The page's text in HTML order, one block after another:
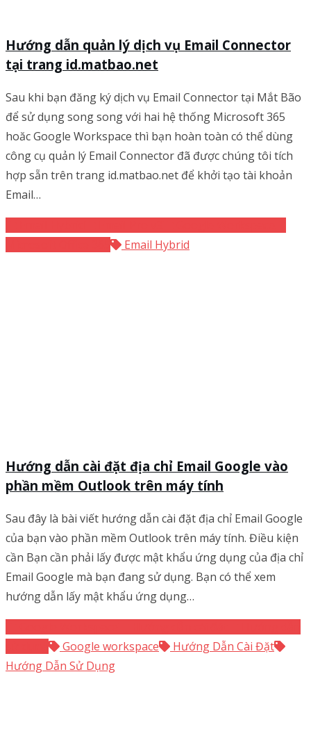
Hướng dẫn quản lý dịch vụ Email Connector
tại trang id.matbao.net
Sau khi bạn đăng ký dịch vụ Email Connector tại Mắt Bão
để sử dụng song song với hai hệ thống Microsoft 365
hoăc Google Workspace thì bạn hoàn toàn có thể dùng
công cụ quản lý Email Connector đã được chúng tôi tích
hợp sẵn trên trang id.matbao.net để khởi tạo tài khoản
Email…
Email Hybrid
Hướng dẫn cài đặt địa chỉ Email Google vào
phần mềm Outlook trên máy tính
Sau đây là bài viết hướng dẫn cài đặt địa chỉ Email Google
của bạn vào phần mềm Outlook trên máy tính. Điều kiện
cần Bạn cần phải lấy được mật khẩu ứng dụng của địa chỉ
Email Google mà bạn đang sử dụng. Bạn có thể xem
hướng dẫn lấy mật khẩu ứng dụng…
Google workspace
Hướng Dẫn Cài Đặt
Hướng Dẫn Sử Dụng